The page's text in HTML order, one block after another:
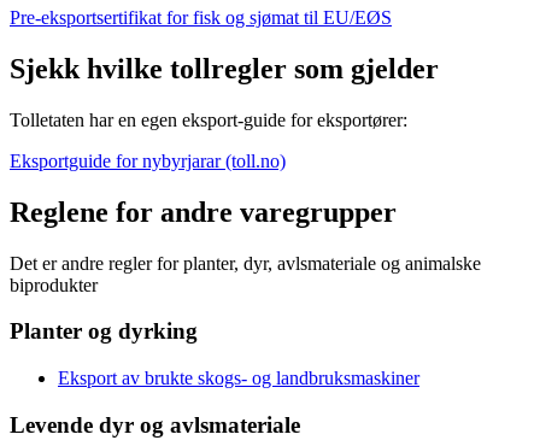
Pre-eksportsertifikat for fisk og sjømat til EU/EØS
Sjekk hvilke tollregler som gjelder
Tolletaten har en egen eksport-guide for eksportører:
Eksportguide for nybyrjarar (toll.no)
Reglene for andre varegrupper
Det er andre regler for planter, dyr, avlsmateriale og animalske
biprodukter
Planter og dyrking
Eksport av brukte skogs- og landbruksmaskiner
Levende dyr og avlsmateriale